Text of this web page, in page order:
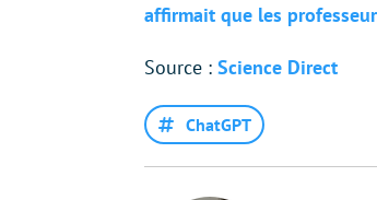
affirmait que les
Source : Science Direct
ChatGPT